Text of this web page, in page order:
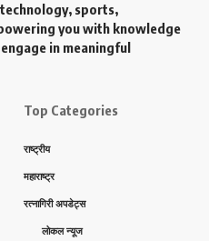
sports,
you with knowledge
in meaningful
Top Categories
राष्ट्रीय
महाराष्ट्र
रत्नागिरी अपडेट्स
लोकल न्यूज